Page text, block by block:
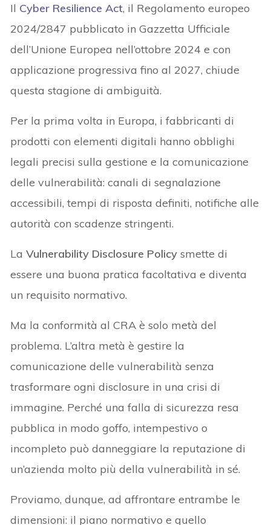
Il Cyber Resilience Act, il Regolamento europeo
2024/2847 pubblicato in Gazzetta Ufficiale
dell’Unione Europea nell’ottobre 2024 e con
applicazione progressiva fino al 2027, chiude
questa stagione di ambiguità.
Per la prima volta in Europa, i fabbricanti di
prodotti con elementi digitali hanno obblighi
legali precisi sulla gestione e la comunicazione
delle vulnerabilità: canali di segnalazione
accessibili, tempi di risposta definiti, notifiche alle
autorità con scadenze stringenti.
LaVulnerability Disclosure Policy smette di
essere una buona pratica facoltativa e diventa
un requisito normativo.
Ma la conformità al CRA è solo metà del
problema. L’altra metà è gestire la
comunicazione delle vulnerabilità senza
trasformare ogni disclosure in una crisi di
immagine. Perché una falla di sicurezza resa
pubblica in modo goffo, intempestivo o
incompleto può danneggiare la reputazione di
un’azienda molto più della vulnerabilità in sé.
Proviamo, dunque, ad affrontare entrambe le
dimensioni: il piano normativo e quello